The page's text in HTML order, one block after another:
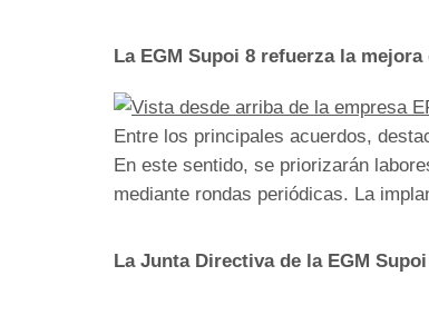
La EGM Supoi 8 refuerza la
Entre los principales acuerdos,
En este sentido, se priorizarán
mediante rondas periódicas. La
La Junta Directiva de la EGM